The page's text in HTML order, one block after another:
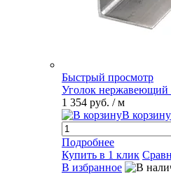
Быстрый просмотр
Уголок нержавеющий
1 354 руб. / м
В корзину
Подробнее
Купить в 1 клик
В избранное